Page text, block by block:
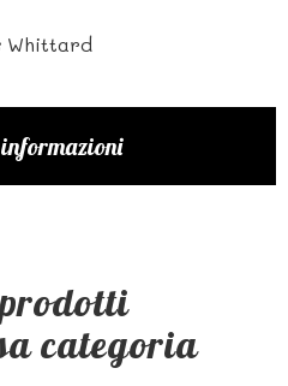
Whittard
categoria